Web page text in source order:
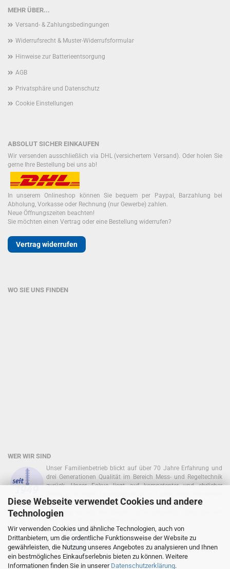
Diese Webseite verwendet Cookies und andere
Technologien
Wir verwenden Cookies und ähnliche Technologien, auch von
Drittanbietern, um die ordentliche Funktionsweise der Website zu
gewährleisten, die Nutzung unseres Angebotes zu analysieren und Ihnen
ein bestmögliches Einkaufserlebnis bieten zu können. Weitere
Informationen finden Sie in unserer Datenschutzerklärung.
MEHR ÜBER...
Versand- & Zahlungsbedingungen
Widerrufsrecht & Muster-Widerrufsformular
Hinweise zur Batterieentsorgung
AGB
Privatsphäre und Datenschutz
Cookie Einstellungen
ABSOLUT SICHER EINKAUFEN
Wir versenden ausschließlich via DHL (versichertem Versand). Oder holen Sie
gerne Ihre Bestellung bei uns ab!
In unserem Onlineshop können Sie bequem per Paypal, Barzahlung bei
Abholung, Vorkasse oder Rechnung (nur Gewerbe) zahlen.
Neue Öffnungszeiten beachten!
Sie möchten einen Vertrag oder eine Bestellung widerrufen?
Vertrag widerrufen
WO SIE UNS FINDEN
WER WIR SIND
Unser Familienbetrieb blickt auf über 70 Jahre Erfahrung und
drei Generationen Qualität im Bereich Mess- und Regeltechnik
zurück. Unser Fokus liegt auf kompetenter und ehrlicher
zurück!
In unserem Onlineshop können Sie absolut sicher einkaufen. Dafür sind wir
seit 2010 Mitglied im Deutschen Händlerbund: